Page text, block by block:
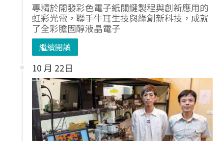
專精於開發彩色電子紙關鍵製程與創新應用的
虹彩光電，聯手牛耳生技與綠創新科技，成就
了全彩膽固醇液晶電子
繼續閱讀
10 月 22日